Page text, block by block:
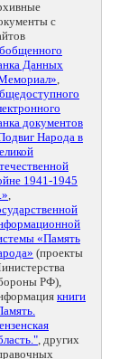
с
Данных
,
документов
Народа в
1941-1945
,
«Память
(проекты
РФ),
книги
, других